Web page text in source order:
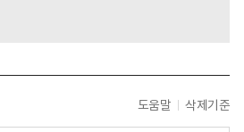
도움말 삭제기준